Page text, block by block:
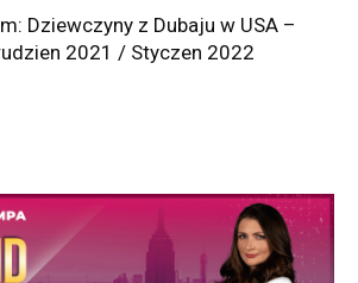
Dziewczyny z Dubaju w USA –
2021 / Styczen 2022